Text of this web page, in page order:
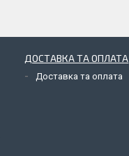
ДОСТАВКА ТА ОПЛАТА
Доставка та оплата